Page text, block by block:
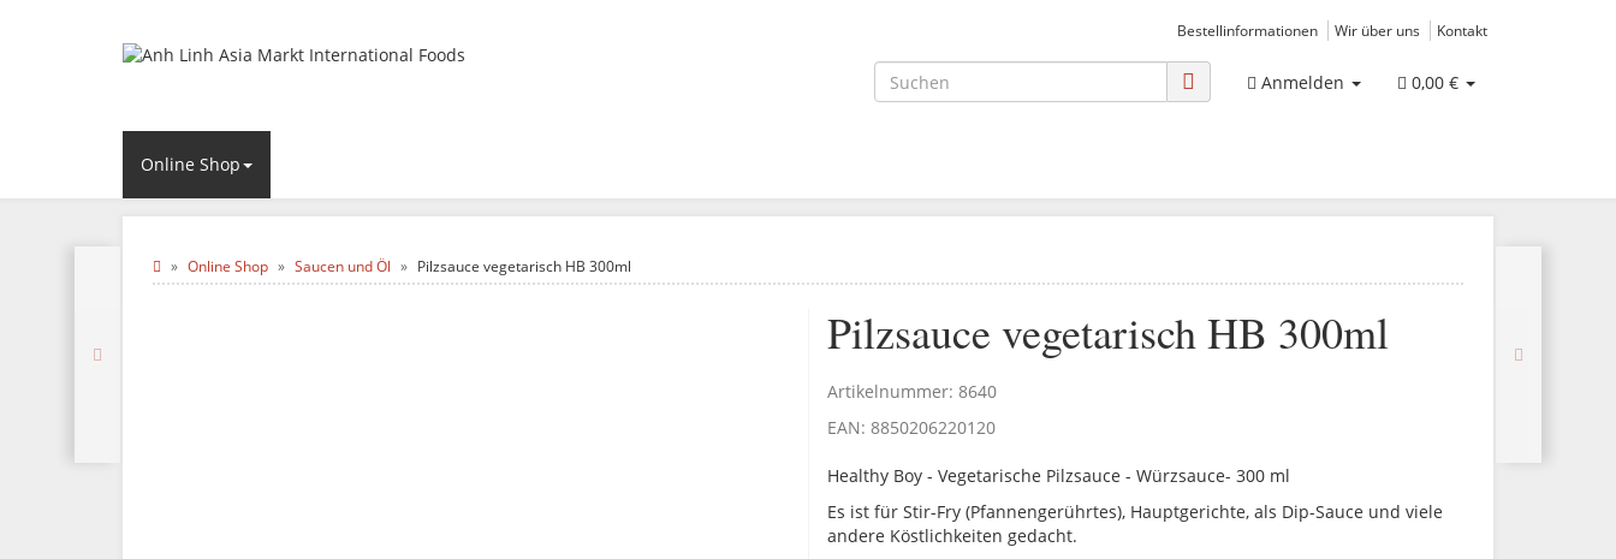
Bestellinformationen Wir über uns Kontakt
Anmelden 0,00 €
Online Shop
Online Shop Saucen und Öl Pilzsauce vegetarisch HB 300ml
Pilzsauce vegetarisch HB 300ml
Artikelnummer: 8640
EAN: 8850206220120
Healthy Boy - Vegetarische Pilzsauce - Würzsauce- 300 ml
Es ist für Stir-Fry (Pfannengerührtes), Hauptgerichte, als Dip-Sauce und viele
andere Köstlichkeiten gedacht.